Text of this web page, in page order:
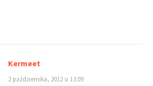
Kermeet
2 października, 2012 o 13:09